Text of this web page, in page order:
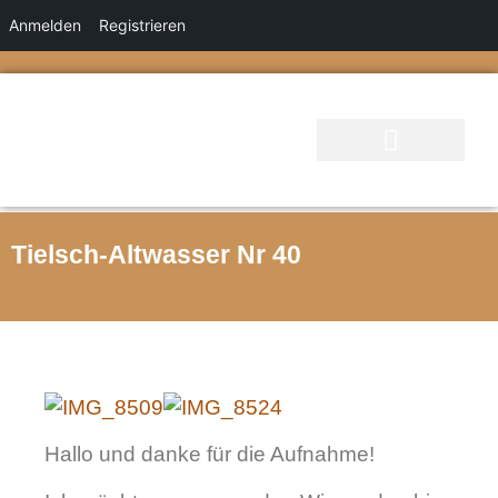
Anmelden Registrieren
Tielsch-Altwasser Nr 40
Hallo und danke für die Aufnahme!